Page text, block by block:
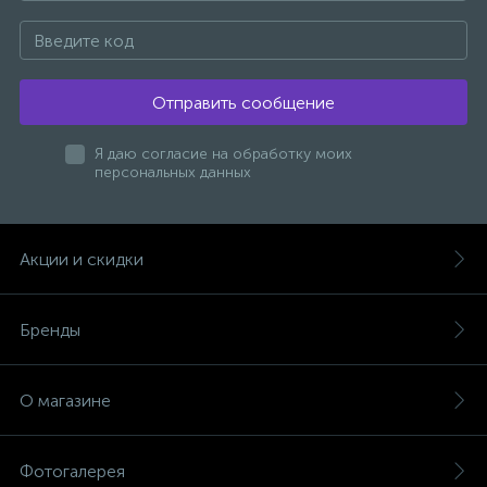
Отправить сообщение
Я даю согласие на обработку моих
персональных данных
Акции и скидки
Бренды
О магазине
Фотогалерея